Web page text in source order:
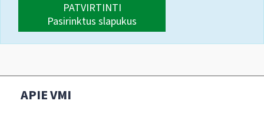
PATVIRTINTI
Pasirinktus slapukus
APIE VMI